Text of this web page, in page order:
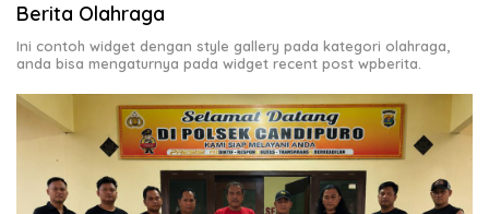
Berita Olahraga
Ini contoh widget dengan style gallery pada kategori olahraga,
anda bisa mengaturnya pada widget recent post wpberita.